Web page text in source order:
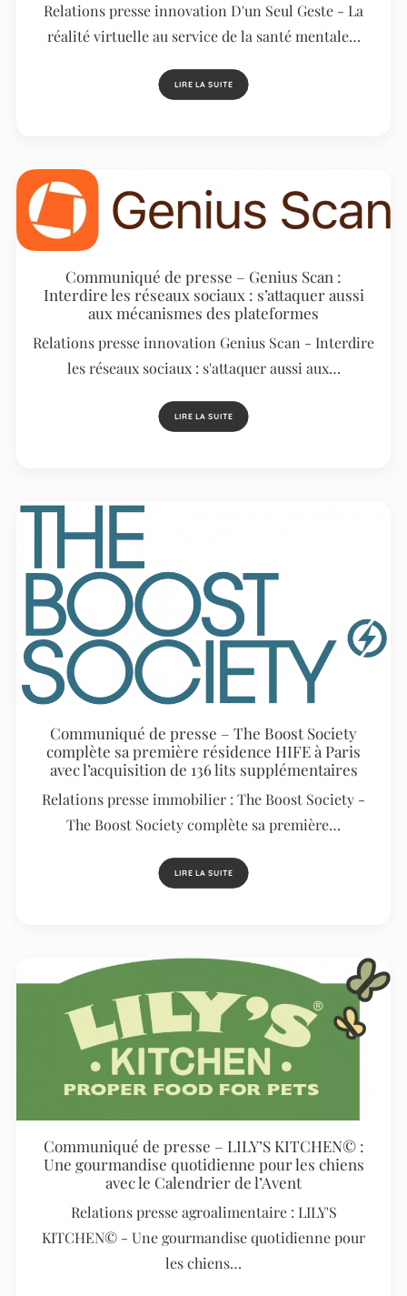
Relations presse innovation D'un Seul Geste - La
réalité virtuelle au service de la santé mentale…
LIRE LA SUITE
Communiqué de presse – Genius Scan :
Interdire les réseaux sociaux : s’attaquer aussi
aux mécanismes des plateformes
Relations presse innovation Genius Scan - Interdire
les réseaux sociaux : s'attaquer aussi aux…
LIRE LA SUITE
Communiqué de presse – The Boost Society
complète sa première résidence HIFE à Paris
avec l’acquisition de 136 lits supplémentaires
Relations presse immobilier : The Boost Society -
The Boost Society complète sa première…
LIRE LA SUITE
Communiqué de presse – LILY’S KITCHEN© :
Une gourmandise quotidienne pour les chiens
avec le Calendrier de l’Avent
Relations presse agroalimentaire : LILY'S
KITCHEN© - Une gourmandise quotidienne pour
les chiens…